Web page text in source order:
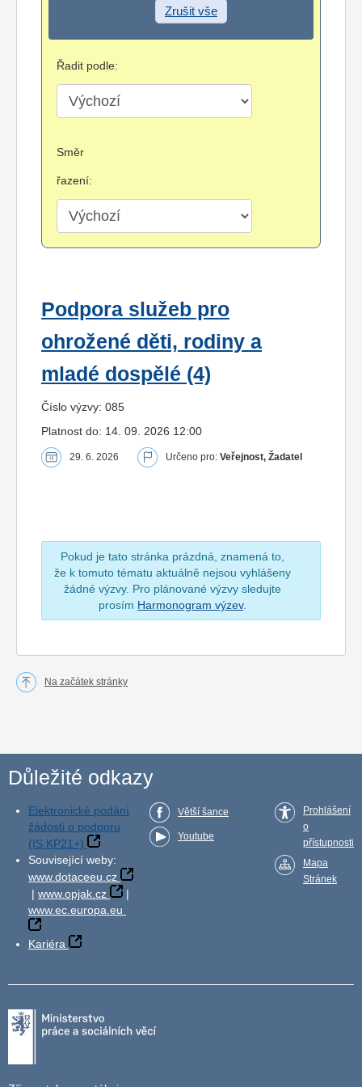
Zrušit vše
Řadit podle:
Směr
řazení:
Podpora služeb pro
ohrožené děti, rodiny a
mladé dospělé (4)
Číslo výzvy: 085
Platnost do: 14. 09. 2026 12:00
29. 6. 2026 Určeno pro: Veřejnost, Žadatel
Pokud je tato stránka prázdná, znamená to,
že k tomuto tématu aktuálně nejsou vyhlášeny
žádné výzvy. Pro plánované výzvy sledujte
prosím Harmonogram výzev.
Na začátek stránky
Důležité odkazy
Elektronické podání
žádosti o podporu
(IS KP21+)
Související weby:
www.dotaceeu.cz
| www.opjak.cz
|
www.ec.europa.eu
Kariéra
Větší šance
Youtube
Prohlášení
o
přístupnosti
Mapa
Stránek